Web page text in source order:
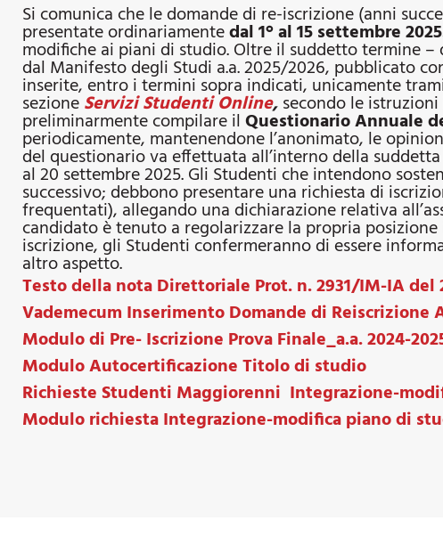
Si comunica che le domande di re-iscrizione (anni
presentate ordinariamentedal 1°al 15 settembre 2025
modifiche ai piani di studio. Oltre il suddetto termine
dal Manifesto degli Studi a.a. 2025/2026, pubblicato
inserite, entro i termini sopra indicati, unicamente
sezioneServizi Studenti Online,secondo le
preliminarmente compilare ilQuestionario Annuale
periodicamente, mantenendone l’anonimato, le
del questionario va effettuata all’interno della
al 20 settembre 2025. Gli Studenti che intendono
successivo; debbono presentare una richiesta di
frequentati), allegando una dichiarazione relativa
candidato è tenuto a regolarizzare la propria
iscrizione, gli Studenti confermeranno di essere
altro aspetto.
Testo della nota Direttoriale Prot. n. 2931/IM-IA del
Vademecum Inserimento Domande di Reiscrizione
Modulo di Pre- Iscrizione Prova Finale_a.a. 2024-
Modulo Autocertificazione Titolo di studio
Richieste Studenti Maggiorenni Integrazione-
Modulo richiesta Integrazione-modifica piano di